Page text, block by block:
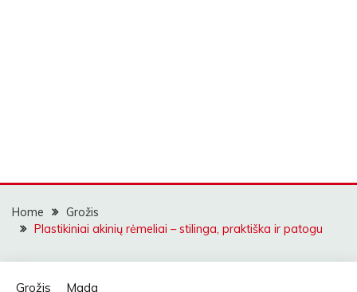
Home
Grožis
Plastikiniai akinių rėmeliai – stilinga, praktiška ir patogu
Grožis Mada